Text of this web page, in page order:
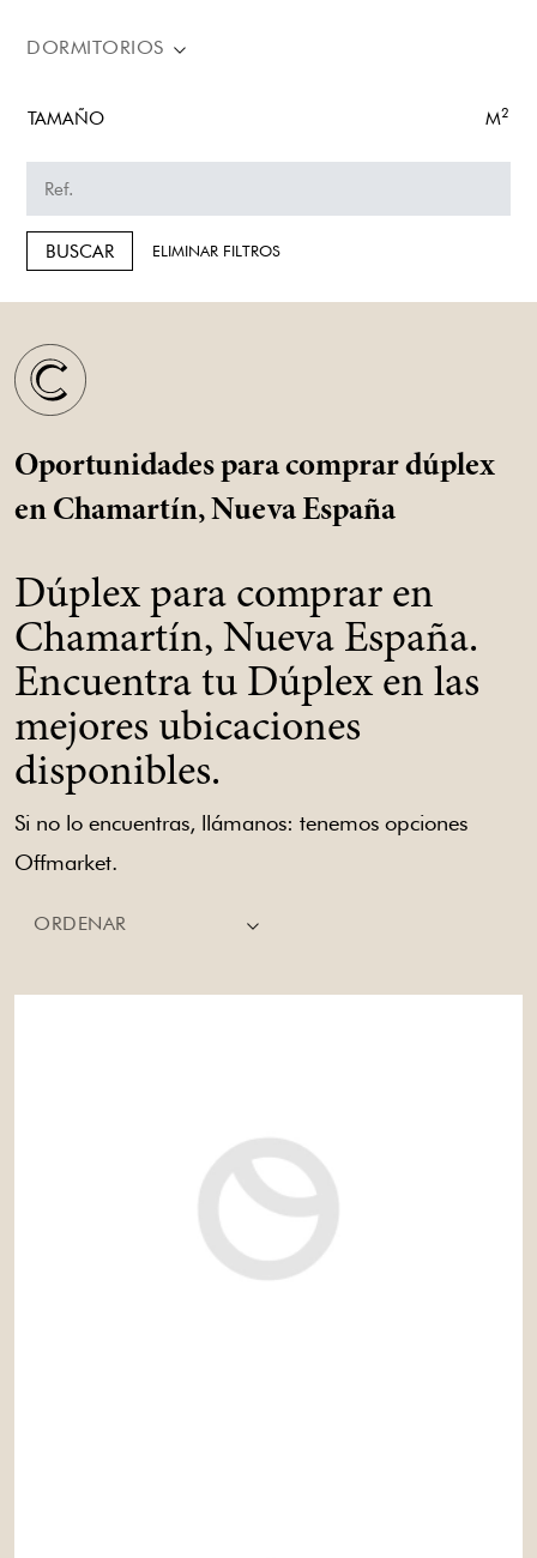
DORMITORIOS
TAMAÑO M2
BUSCAR ELIMINAR FILTROS
Oportunidades para comprar dúplex
en Chamartín, Nueva España
Dúplex para comprar en
Chamartín, Nueva España.
Encuentra tu Dúplex en las
mejores ubicaciones
disponibles.
Si no lo encuentras, llámanos: tenemos opciones
Offmarket.
ORDENAR